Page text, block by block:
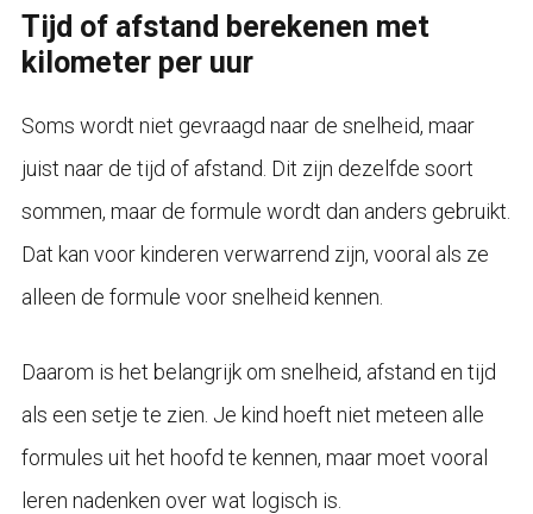
Tijd of afstand berekenen met
kilometer per uur
Soms wordt niet gevraagd naar de snelheid, maar
juist naar de tijd of afstand. Dit zijn dezelfde soort
sommen, maar de formule wordt dan anders gebruikt.
Dat kan voor kinderen verwarrend zijn, vooral als ze
alleen de formule voor snelheid kennen.
Daarom is het belangrijk om snelheid, afstand en tijd
als een setje te zien. Je kind hoeft niet meteen alle
formules uit het hoofd te kennen, maar moet vooral
leren nadenken over wat logisch is.